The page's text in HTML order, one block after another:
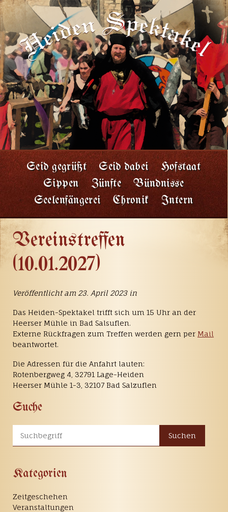
Seid gegrüßt Seid dabei
Hofstaat
Sippen
Zünfte
Bündnisse
Seelenfängerei
Chronik Intern
Vereinstreffen
(10.01.2027)
Veröffentlicht am 23. April 2023 in
Das Heiden-Spektakel trifft sich um 15 Uhr an der
Heerser Mühle in Bad Salsuflen.
Externe Rückfragen zum Treffen werden gern per Mail
beantwortet.
Die Adressen für die Anfahrt lauten:
Rotenbergweg 4, 32791 Lage-Heiden
Heerser Mühle 1-3, 32107 Bad Salzuflen
Suche
Suchen
Kategorien
Zeitgeschehen
Veranstaltungen